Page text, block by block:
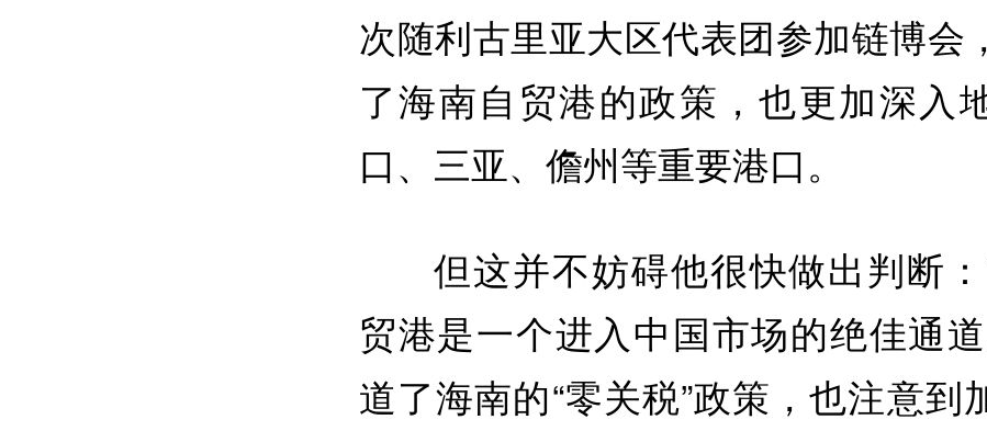
次随利古里亚大区代表团参加链博会
了海南自贸港的政策，也更加深入
口、三亚、儋州等重要港口。
但这并不妨碍他很快做出判断：
贸港是一个进入中国市场的绝佳通
道了海南的“零关税”政策，也注意到